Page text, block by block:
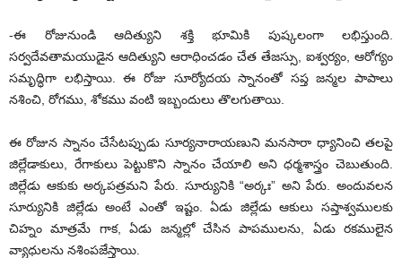
-ఈ రోజునుండి ఆదిత్యుని శక్తి భూమికి పుష్కలంగా లభిస్తుంది.
సర్వదేవతామయుడైన ఆదిత్యుని ఆరాధించడం చేత తేజస్సు, ఐశ్వర్యం, ఆరోగ్యం
సమృద్ధిగా లభిస్తాయి. ఈ రోజు సూర్యోదయ స్నానంతో సప్త జన్మల పాపాలు
నశించి, రోగము, శోకము వంటి ఇబ్బందులు తొలగుతాయి.
ఈ రోజున స్నానం చేసేటప్పుడు సూర్యనారాయణుని మనసారా ధ్యానించి తలపై
జిల్లేడాకులు, రేగాకులు పెట్టుకొని స్నానం చేయాలి అని ధర్మశాస్త్రం చెబుతుంది.
జిల్లేడు ఆకుకు అర్కపత్రమని పేరు. సూర్యునికి “అర్కః” అని పేరు. అందువలన
సూర్యునికి జిల్లేడు అంటే ఎంతో ఇష్టం. ఏడు జిల్లేడు ఆకులు సప్తాశ్వములకు
చిహ్నం మాత్రమే గాక, ఏడు జన్మల్లో చేసిన పాపములను, ఏడు రకములైన
వ్యాధులను నశింపజేస్తాయి.